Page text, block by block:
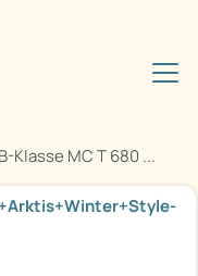
Klasse MC T 680 ...